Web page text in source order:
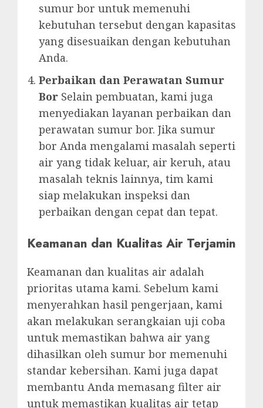
sumur bor untuk memenuhi
kebutuhan tersebut dengan kapasitas
yang disesuaikan dengan kebutuhan
Anda.
Perbaikan dan Perawatan Sumur
Bor Selain pembuatan, kami juga
menyediakan layanan perbaikan dan
perawatan sumur bor. Jika sumur
bor Anda mengalami masalah seperti
air yang tidak keluar, air keruh, atau
masalah teknis lainnya, tim kami
siap melakukan inspeksi dan
perbaikan dengan cepat dan tepat.
Keamanan dan Kualitas Air Terjamin
Keamanan dan kualitas air adalah
prioritas utama kami. Sebelum kami
menyerahkan hasil pengerjaan, kami
akan melakukan serangkaian uji coba
untuk memastikan bahwa air yang
dihasilkan oleh sumur bor memenuhi
standar kebersihan. Kami juga dapat
membantu Anda memasang filter air
untuk memastikan kualitas air tetap